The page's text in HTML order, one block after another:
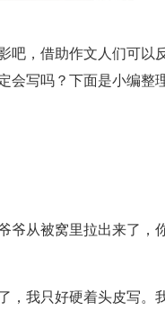
吧，借助作文人们可以
会写吗？下面是小编整
爷从被窝里拉出来了，
，我只好硬着头皮写。